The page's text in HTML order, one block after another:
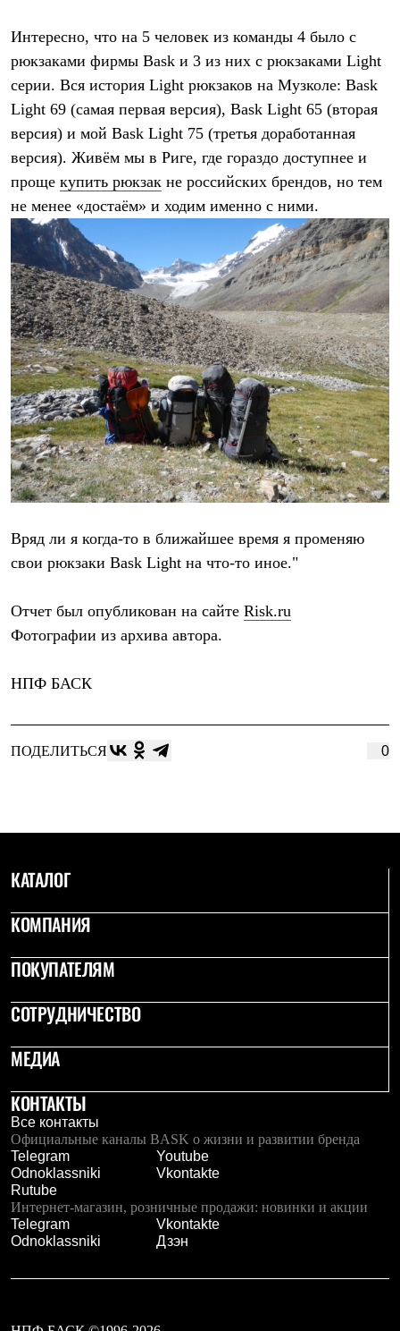
Интересно, что на 5 человек из команды 4 было с
рюкзаками фирмы Bask и 3 из них с рюкзаками Light
серии. Вся история Light рюкзаков на Музколе: Bask
Light 69 (самая первая версия), Bask Light 65 (вторая
версия) и мой Bask Light 75 (третья доработанная
версия). Живём мы в Риге, где гораздо доступнее и
проще купить рюкзак не российских брендов, но тем
не менее «достаём» и ходим именно с ними.
Вряд ли я когда-то в ближайшее время я променяю
свои рюкзаки Bask Light на что-то иное."
Отчет был опубликован на сайте Risk.ru
Фотографии из архива автора.
НПФ БАСК
ПОДЕЛИТЬСЯ 0
КАТАЛОГ
КОМПАНИЯ
ПОКУПАТЕЛЯМ
СОТРУДНИЧЕСТВО
МЕДИА
КОНТАКТЫ
Все контакты
Официальные каналы BASK о жизни и развитии бренда
Telegram
Youtube
Odnoklassniki
Vkontakte
Rutube
Интернет-магазин, розничные продажи: новинки и акции
Telegram
Vkontakte
Odnoklassniki
Дзэн